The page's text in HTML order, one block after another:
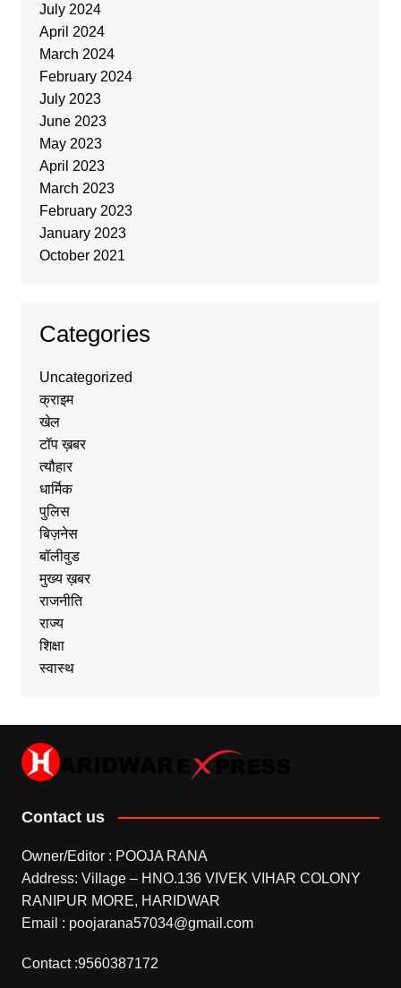
July 2024
April 2024
March 2024
February 2024
July 2023
June 2023
May 2023
April 2023
March 2023
February 2023
January 2023
October 2021
Categories
Uncategorized
क्राइम
खेल
टॉप ख़बर
त्यौहार
धार्मिक
पुलिस
बिज़नेस
बॉलीवुड
मुख्य ख़बर
राजनीति
राज्य
शिक्षा
स्वास्थ
Contact us
Owner/Editor : POOJA RANA
Address: Village – HNO.136 VIVEK VIHAR COLONY
RANIPUR MORE, HARIDWAR
Email : poojarana57034@gmail.com
Contact :9560387172